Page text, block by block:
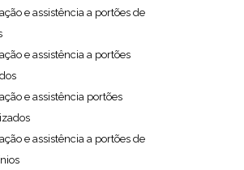
e assistência a portões de
e assistência a portões
e assistência portões
e assistência a portões de